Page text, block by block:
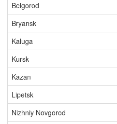
Belgorod
Bryansk
Kaluga
Kursk
Kazan
Lipetsk
Nizhniy Novgorod